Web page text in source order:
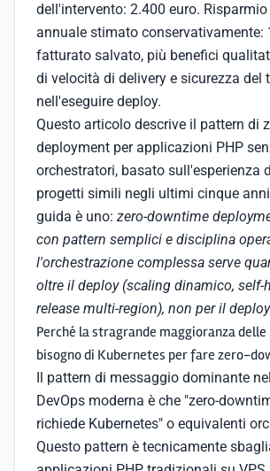
dell'intervento: 2.400 euro.
annuale stimato conservativamente:
fatturato salvato, più benefici
di velocità di delivery e sicurezza del
nell'eseguire deploy.
Questo articolo descrive il pattern di
deployment per applicazioni PHP
orchestratori, basato sull'esperienza
progetti simili negli ultimi cinque
guida è uno: zero-downtime
con pattern semplici e disciplina
l'orchestrazione complessa serve
oltre il deploy (scaling dinamico, self-
release multi-region), non per il
Perché la stragrande maggioranza delle
bisogno di Kubernetes per fare zero-
Il pattern di messaggio dominante
DevOps moderna è che "zero-
richiede Kubernetes" o equivalenti
Questo pattern è tecnicamente